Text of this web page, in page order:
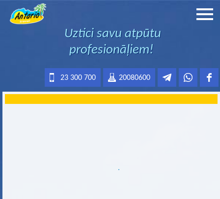
Uztici savu atpūtu
profesionāļiem!
20080600
23 300 700